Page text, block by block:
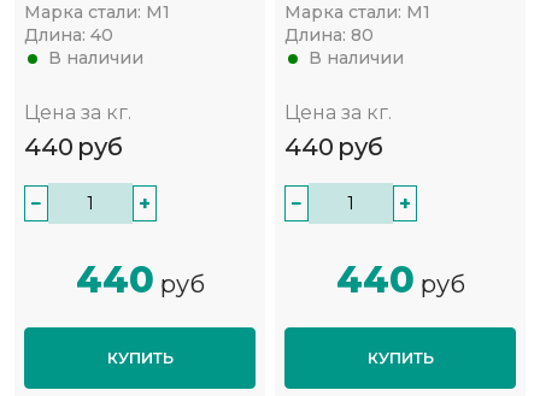
Марка стали: М1
Длина: 40
В наличии
Цена за кг.
440 руб
− +
440 руб
КУПИТЬ
Марка стали: М1
Длина: 80
В наличии
Цена за кг.
440 руб
− +
440 руб
КУПИТЬ